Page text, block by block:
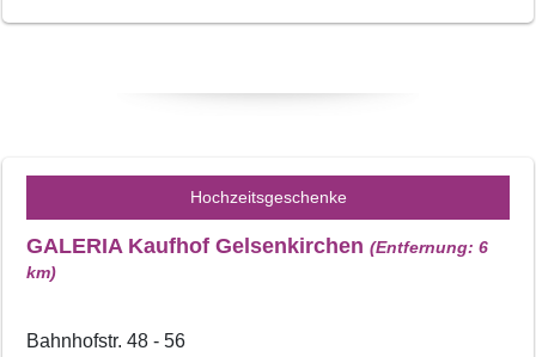
Hochzeitsgeschenke
GALERIA Kaufhof Gelsenkirchen (Entfernung: 6
km)
Bahnhofstr. 48 - 56